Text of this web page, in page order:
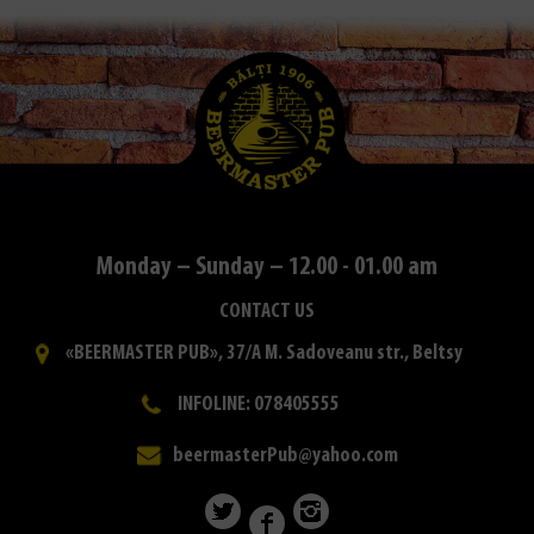
Monday – Sunday – 12.00 - 01.00 am
CONTACT US
«BEERMASTER PUB», 37/A M. Sadoveanu str., Beltsy
INFOLINE: 078405555
beermasterPub@yahoo.com